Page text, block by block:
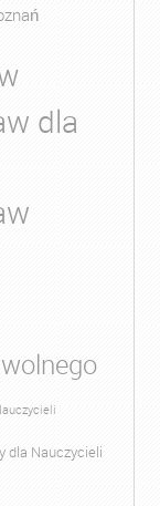
dla
dla Nauczycieli